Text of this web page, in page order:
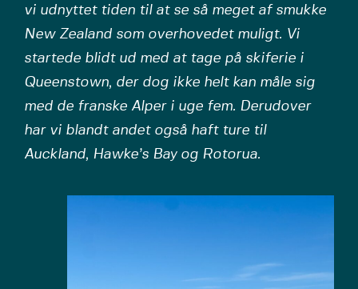
vi udnyttet tiden til at se så meget af smukke
New Zealand som overhovedet muligt. Vi
startede blidt ud med at tage på skiferie i
Queenstown, der dog ikke helt kan måle sig
med de franske Alper i uge fem. Derudover
har vi blandt andet også haft ture til
Auckland, Hawke’s Bay og Rotorua.